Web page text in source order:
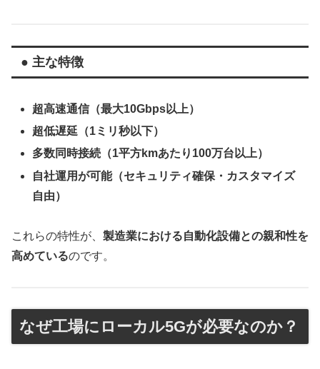
● 主な特徴
超高速通信（最大10Gbps以上）
超低遅延（1ミリ秒以下）
多数同時接続（1平方kmあたり100万台以上）
自社運用が可能（セキュリティ確保・カスタマイズ
自由）
これらの特性が、 製造業における自動化設備との親和性を
高めているのです。
なぜ工場にローカル5Gが必要なのか？